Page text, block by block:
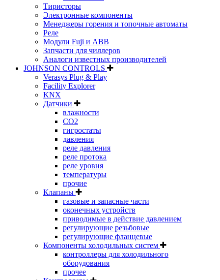
Тиристоры
Электронные компоненты
Менеджеры горения и топочные автоматы
Реле
Модули Fuji и ABB
Запчасти для чиллеров
Аналоги известных производителей
JOHNSON CONTROLS
Verasys Plug & Play
Facility Explorer
KNX
Датчики
влажности
CO2
гигростаты
давления
реле давления
реле протока
реле уровня
температуры
прочие
Клапаны
газовые и запасные части
оконечных устройств
приводимые в действие давлением
регулирующие резьбовые
регулирующие фланцевые
Компоненты холодильных систем
контроллеры для холодильного
оборудования
прочее